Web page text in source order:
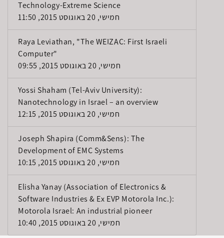
Technology-Extreme Science
חמישי, 20 באוגוסט 2015, 11:50
Raya Leviathan, "The WEIZAC: First Israeli
Computer"
חמישי, 20 באוגוסט 2015, 09:55
Yossi Shaham (Tel-Aviv University):
Nanotechnology in Israel – an overview
חמישי, 20 באוגוסט 2015, 12:15
Joseph Shapira (Comm&Sens): The
Development of EMC Systems
חמישי, 20 באוגוסט 2015, 10:15
Elisha Yanay (Association of Electronics &
Software Industries & Ex EVP Motorola Inc.):
Motorola Israel: An industrial pioneer
חמישי, 20 באוגוסט 2015, 10:40